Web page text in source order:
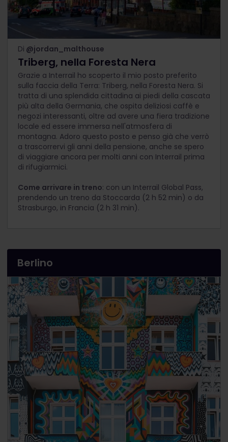
Di @jordan_malthouse
Triberg, nella Foresta Nera
Grazie a Interrail ho scoperto il mio posto preferito
sulla faccia della Terra: Triberg, nella Foresta Nera. Si
tratta di una splendida cittadina ai piedi della cascata
più alta della Germania, che ospita deliziosi caffè e
negozi interessanti, oltre ad avere una fiera tradizione
locale ed essere immersa nell'atmosfera di
montagna. Adoro questo posto e penso già che verrò
a trascorrervi gli anni della pensione, anche se spero
di viaggiare ancora per molti anni con Interrail prima
di rifugiarmici.
Come arrivare in treno: con un Interrail Global Pass,
prendendo un treno da Stoccarda (2 h 52 min) o da
Strasburgo, in Francia (2 h 31 min).
Berlino